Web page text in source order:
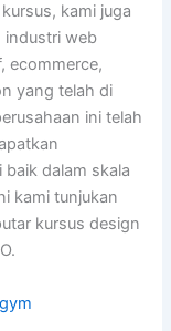
kami juga
industri web
ecommerce,
yang telah di
ini telah
dalam skala
kami tunjukan
kursus design